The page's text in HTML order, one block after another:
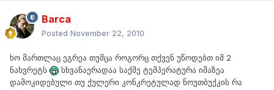
Barca
Posted November 22, 2010
ხო მართლაც ეგრეა თუმცა როგორც თქვენ უწოდებთ იმ 2
ნახვრეტს
სხვანაერადაა საქმე ტემპერატურა იმაზეა
დამოკიდებული თუ ქულერი კონკრეტულად ნოუთბუქკის რა